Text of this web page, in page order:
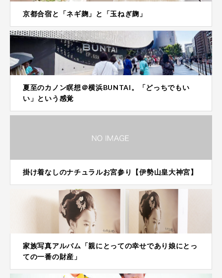
京都合宿と「ネギ麹」と「玉ねぎ麹」
夏至のカノン瞑想＠横浜BUNTAI。「どっちでもい
い」という感覚
掛け着なしのナチュラルお宮参り【伊勢山皇大神宮】
家族写真アルバム「親にとっての幸せであり娘にとっ
ての一番の財産」